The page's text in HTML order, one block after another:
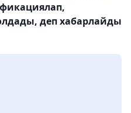
деп хабарлайды